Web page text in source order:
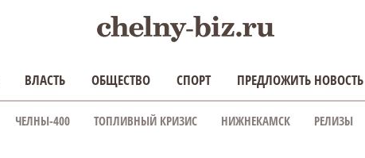
ВЛАСТЬ ОБЩЕСТВО СПОРТ ПРЕДЛОЖИТЬ НОВОСТЬ
ЧЕЛНЫ-400 ТОПЛИВНЫЙ КРИЗИС НИЖНЕКАМСК РЕЛИЗЫ